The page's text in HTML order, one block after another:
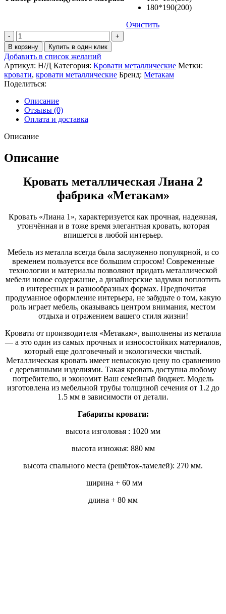
180*190(200)
Очистить
Количество
товара
Кровать
Лиана
2
В корзину Купить в один клик
Добавить в список желаний
Артикул: Н/Д Категория: Кровати металлические Метки:
кровати, кровати металлические Бренд: Метакам
Поделиться:
Описание
Отзывы (0)
Оплата и доставка
Описание
Описание
Кровать металлическая Лиана 2
фабрика «Метакам»
Кровать «Лиана 1», характеризуется как прочная, надежная,
утончённая и в тоже время элегантная кровать, которая
впишется в любой интерьер.
Мебель из металла всегда была заслуженно популярной, и со
временем пользуется все большим спросом! Современные
технологии и материалы позволяют придать металлической
мебели новое содержание, а дизайнерские задумки воплотить
в интересных и разнообразных формах. Предпочитая
продуманное оформление интерьера, не забудьте о том, какую
роль играет мебель, оказываясь центром внимания, местом
отдыха и отражением вашего стиля жизни!
Кровати от производителя «Метакам», выполнены из металла
— а это один из самых прочных и износостойких материалов,
который еще долговечный и экологически чистый.
Металлическая кровать имеет невысокую цену по сравнению
с деревянными изделиями. Такая кровать доступна любому
потребителю, и экономит Ваш семейный бюджет. Модель
изготовлена из мебельной трубы толщиной сечения от 1.2 до
1.5 мм в зависимости от детали.
Габариты кровати:
высота изголовья : 1020 мм
высота изножья: 880 мм
высота спального места (решёток-ламелей): 270 мм.
ширина + 60 мм
длина + 80 мм